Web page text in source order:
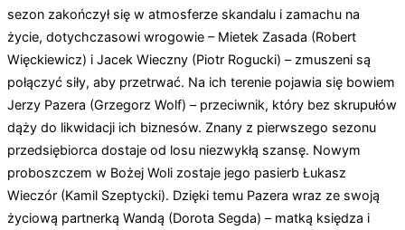
sezon zakończył się w atmosferze skandalu i zamachu na
życie, dotychczasowi wrogowie – Mietek Zasada (Robert
Więckiewicz) i Jacek Wieczny (Piotr Rogucki) – zmuszeni są
połączyć siły, aby przetrwać. Na ich terenie pojawia się bowiem
Jerzy Pazera (Grzegorz Wolf) – przeciwnik, który bez skrupułów
dąży do likwidacji ich biznesów. Znany z pierwszego sezonu
przedsiębiorca dostaje od losu niezwykłą szansę. Nowym
proboszczem w Bożej Woli zostaje jego pasierb Łukasz
Wieczór (Kamil Szeptycki). Dzięki temu Pazera wraz ze swoją
życiową partnerką Wandą (Dorota Segda) – matką księdza i